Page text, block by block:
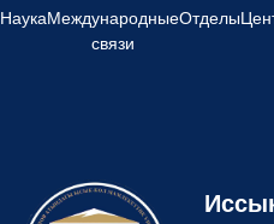
Перейти
НаукаМеждународные
связи
Отделы